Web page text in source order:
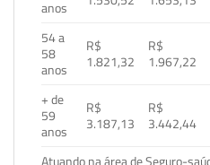
anos
54 a
58
anos
R$
1.821,32
R$
1.967,22
+ de
59
anos
R$
3.187,13
R$
3.442,44